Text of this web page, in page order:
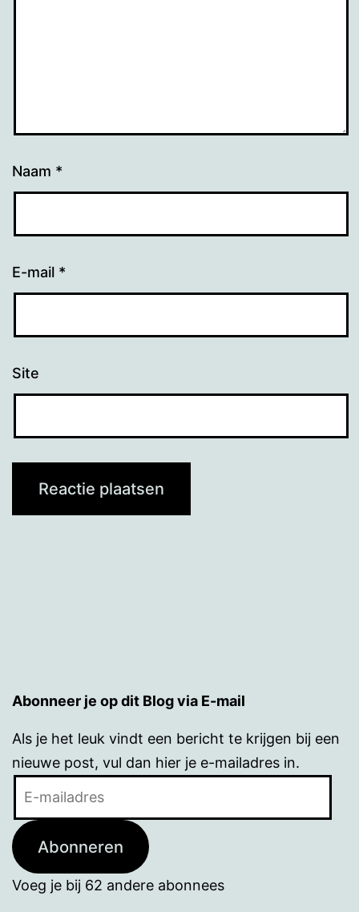
Naam *
E-mail *
Site
Abonneer je op dit Blog via E-mail
Als je het leuk vindt een bericht te krijgen bij een
nieuwe post, vul dan hier je e-mailadres in.
Abonneren
Voeg je bij 62 andere abonnees